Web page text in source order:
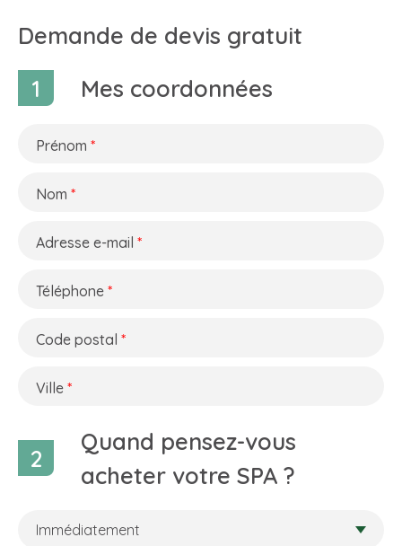
Demande de devis gratuit
1
Mes coordonnées
Prénom *
Nom *
Adresse e-mail *
Téléphone *
Code postal *
Ville *
2
Quand pensez-vous
acheter votre SPA ?